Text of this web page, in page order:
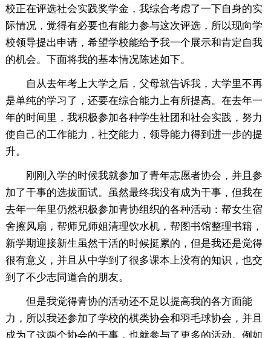
校正在评选社会实践奖学金，我综合考虑了一下自身的实
际情况，觉得有必要也有能力参与这次评选，所以现向学
校领导提出申请，希望学校能给予我一个展示和肯定自我
的机会。下面将我的基本情况陈述如下。
自从去年考上大学之后，父母就告诉我，大学里不再
是单纯的学习了，还要在综合能力上有所提高。在去年一
年的时间里，我积极参加各种学生社团和社会实践，努力
使自己的工作能力，社交能力，领导能力得到进一步的提
升。
刚刚入学的时候我就参加了青年志愿者协会，并且参
加了干事的选拔面试。虽然最终我没有成为干事，但我在
去年一年里仍然积极参加青协组织的各种活动：帮女生宿
舍擦风扇，帮师兄师姐清理饮水机，帮图书馆整理书籍，
新学期迎接新生虽然干活的时候挺累的，但是我还是觉得
很有意义，并且从中学到了很多课本上没有的知识，也交
到了不少志同道合的朋友。
但是我觉得青协的活动还不足以提高我的各方面能
力，所以我还参加了学校的棋类协会和羽毛球协会，并且
成为了这两个协会的干事，也就参与了更多的活动。例如